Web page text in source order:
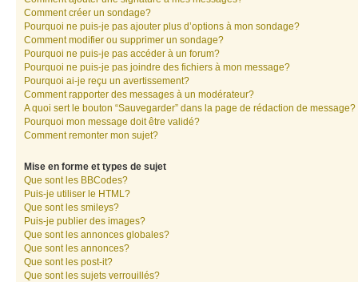
Comment créer un sondage?
Pourquoi ne puis-je pas ajouter plus d’options à mon sondage?
Comment modifier ou supprimer un sondage?
Pourquoi ne puis-je pas accéder à un forum?
Pourquoi ne puis-je pas joindre des fichiers à mon message?
Pourquoi ai-je reçu un avertissement?
Comment rapporter des messages à un modérateur?
A quoi sert le bouton “Sauvegarder” dans la page de rédaction de message?
Pourquoi mon message doit être validé?
Comment remonter mon sujet?
Mise en forme et types de sujet
Que sont les BBCodes?
Puis-je utiliser le HTML?
Que sont les smileys?
Puis-je publier des images?
Que sont les annonces globales?
Que sont les annonces?
Que sont les post-it?
Que sont les sujets verrouillés?